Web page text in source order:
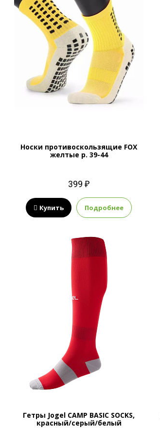
Носки противоскользящие FOX
желтые р. 39-44
399 ₽
Купить Подробнее
Гетры Jogel CAMP BASIC SOCKS,
красный/серый/белый